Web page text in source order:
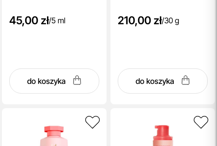
45,00 zł/5 ml
do koszyka
210,00 zł/30 g
do koszyka